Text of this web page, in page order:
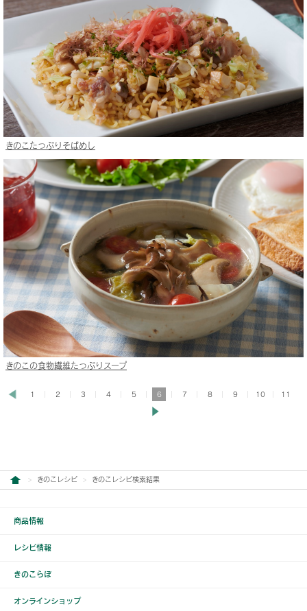
きのこたっぷりそばめし
きのこの食物繊維たっぷりスープ
1 2 3 4 5 6 7 8 9 10 11
きのこレシピ きのこレシピ検索結果
商品情報
レシピ情報
きのこらぼ
オンラインショップ